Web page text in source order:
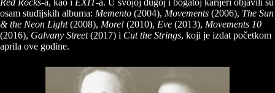
Red Rocks-a, kao i EXIT-a. U svojoj dugoj i bogatoj karijeri objavili su
osam studijskih albuma: Memento (2004), Movements (2006), The Sun
& the Neon Light(2008), More! (2010), Eve (2013), Movements 10
(2016), Galvany Street(2017) i Cut the Strings, koji je izdat početkom
aprila ove godine.